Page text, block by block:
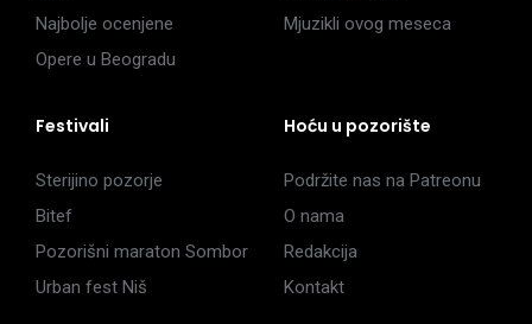
Najbolje ocenjene
Opere u Beogradu
Mjuzikli ovog meseca
Festivali
Sterijino pozorje
Bitef
Pozorišni maraton Sombor
Urban fest Niš
Hoću u pozorište
Podržite nas na Patreonu
O nama
Redakcija
Kontakt